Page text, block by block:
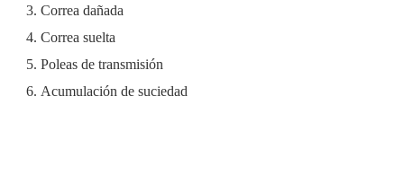
Correa dañada
Correa suelta
Poleas de transmisión
Acumulación de suciedad